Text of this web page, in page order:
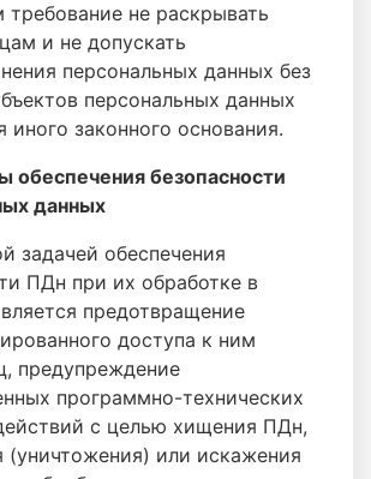
требование не раскрывать
и не допускать
персональных данных без
персональных данных
иного законного основания.
обеспечения безопасности
данных
задачей обеспечения
ПДн при их обработке в
предотвращение
доступа к ним
предупреждение
программно-технических
с целью хищения ПДн,
(уничтожения) или искажения